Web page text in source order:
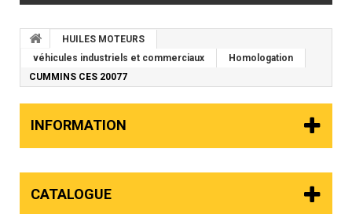
HUILES MOTEURS
véhicules industriels et commerciaux
Homologation
CUMMINS CES 20077
INFORMATION
CATALOGUE